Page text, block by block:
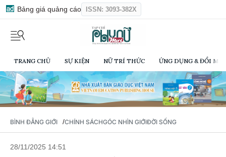
Bảng giá quảng cáo ISSN: 3093-382X
TRANG CHỦ SỰ KIỆN NỮ TRÍ THỨC ỨNG DỤNG & ĐỔI
BÌNH ĐẲNG GIỚI /CHÍNH SÁCHGÓC NHÌN GIỚIĐỜI SỐNG
28/11/2025 14:51